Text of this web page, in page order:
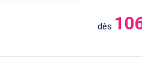
dès